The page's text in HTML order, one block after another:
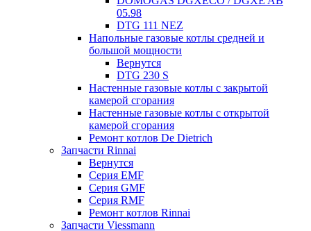
05.98
DTG 111 NEZ
Напольные газовые котлы средней и
большой мощности
Вернутся
DTG 230 S
Настенные газовые котлы с закрытой
камерой сгорания
Настенные газовые котлы с открытой
камерой сгорания
Ремонт котлов Dе Dietrich
Запчасти Rinnai
Вернутся
Серия EMF
Серия GMF
Серия RMF
Ремонт котлов Rinnai
Запчасти Viessmann